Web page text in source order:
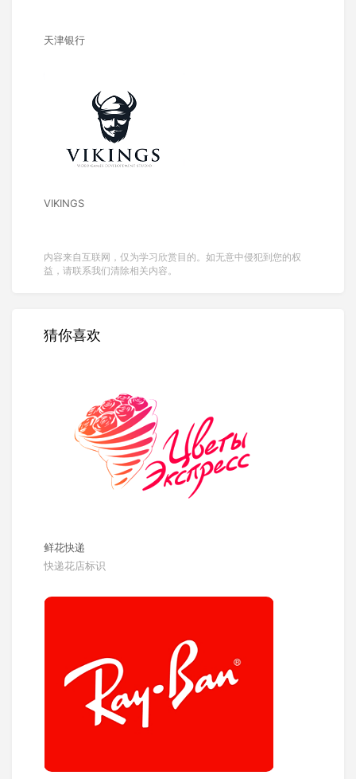
天津银行
VIKINGS
内容来自互联网，仅为学习欣赏目的。如无意中侵犯到您的权
益，请联系我们清除相关内容。
猜你喜欢
鲜花快递
快递花店标识